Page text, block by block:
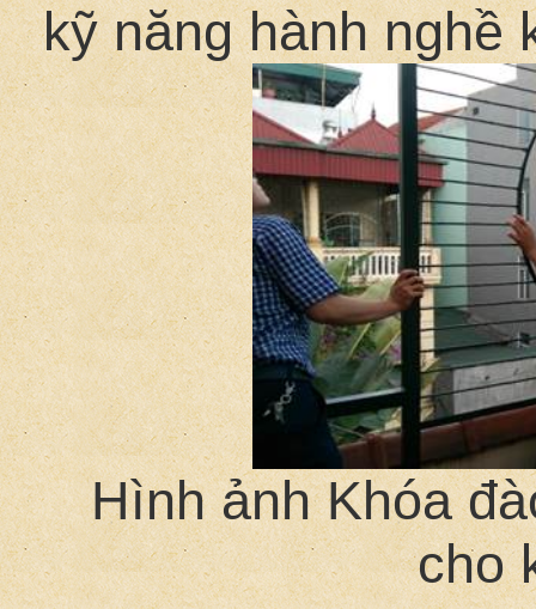
kỹ năng hành nghề
Hình ảnh Khóa
cho